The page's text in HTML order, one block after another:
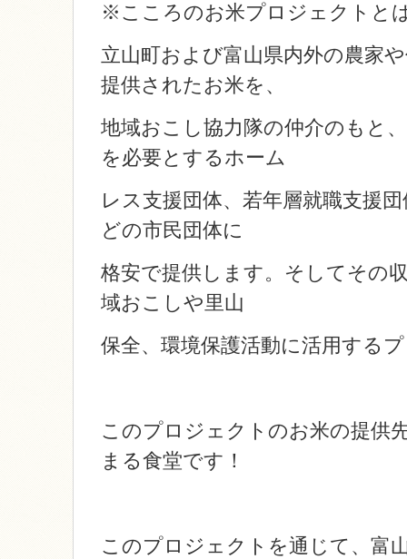
※こころのお米プロジェクトと
立山町および富山県内外の農家
提供されたお米を、
地域おこし協力隊の仲介のもと
を必要とするホーム
レス支援団体、若年層就職支援
どの市民団体に
格安で提供します。そしてその
域おこしや里山
保全、環境保護活動に活用する
このプロジェクトのお米の提供
まる食堂です！
このプロジェクトを通じて、富